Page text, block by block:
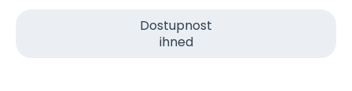
Dostupnost
ihned